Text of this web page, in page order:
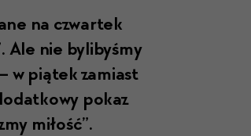
na czwartek
Ale nie bylibyśmy
w piątek zami­ast
pokaz
miłość”.